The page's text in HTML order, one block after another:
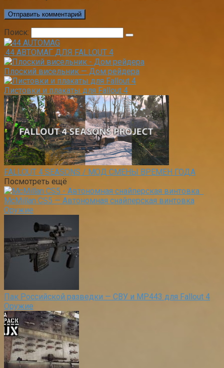
Поиск:
.44 АВТОМАГ ДЛЯ FALLOUT 4
Плоский висельник — Дом рейдера
Листовки и плакаты для Fallout 4
FALLOUT 4 SEASONS / МОД СМЕНЫ ВРЕМЕН ГОДА
Посмотреть ещё
McMillan CS5 — Автономная снайперская винтовка
Оружие
Пак Российской разведки — СВУ и MP443 для Fallout 4
Оружие